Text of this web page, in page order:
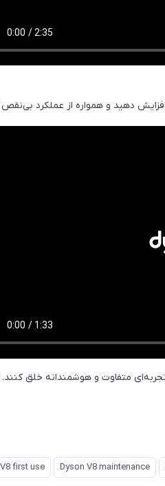
دهید و همواره از عملکرد
متفاوت و هوشمندانه خلق
Dyson V8 maintenance
first use